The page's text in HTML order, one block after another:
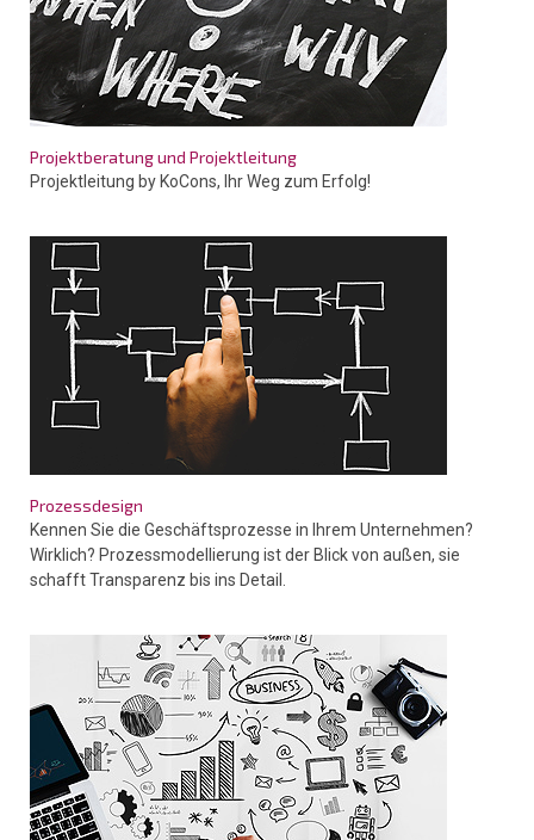
Projektberatung und Projektleitung
Projektleitung by KoCons, Ihr Weg zum Erfolg!
Prozessdesign
Kennen Sie die Geschäftsprozesse in Ihrem Unternehmen?
Wirklich? Prozessmodellierung ist der Blick von außen, sie
schafft Transparenz bis ins Detail.